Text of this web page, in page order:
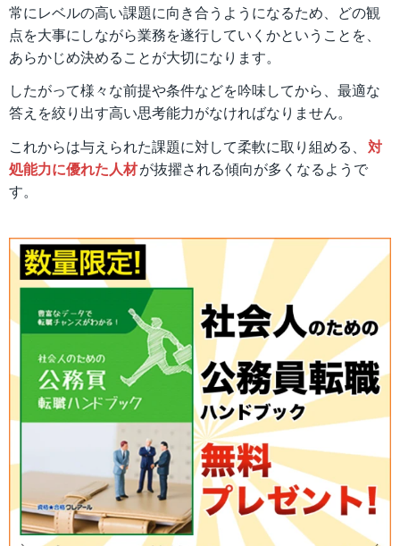
常にレベルの高い課題に向き合うようになるため、どの観
点を大事にしながら業務を遂行していくかということを、
あらかじめ決めることが大切になります。
したがって様々な前提や条件などを吟味してから、最適な
答えを絞り出す高い思考能力がなければなりません。
これからは与えられた課題に対して柔軟に取り組める、 対
処能力に優れた人材が抜擢される傾向が多くなるようで
す。